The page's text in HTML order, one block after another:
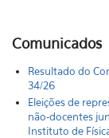
Comunicados
Resultado do
34/26
Eleições de
não-docentes
Instituto de